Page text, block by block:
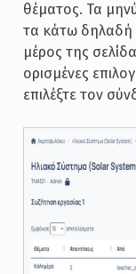
θέματος. Τα
τα κάτω δηλαδή
μέρος της
ορισμένες
επιλέξτε τον